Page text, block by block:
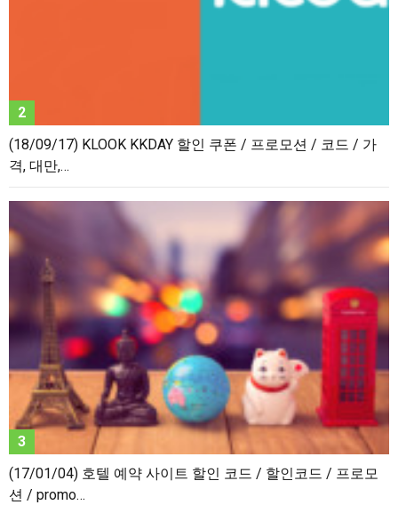
(18/09/17) KLOOK KKDAY 할인 쿠폰 / 프로모션 / 코드 / 가
격, 대만,…
(17/01/04) 호텔 예약 사이트 할인 코드 / 할인코드 / 프로모
션 / promo…